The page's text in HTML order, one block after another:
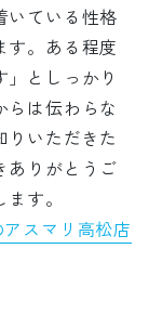
いている性格
す。ある程度
としっかり
らは伝わらな
りいただきた
ありがとうご
す。
スマリ高松店